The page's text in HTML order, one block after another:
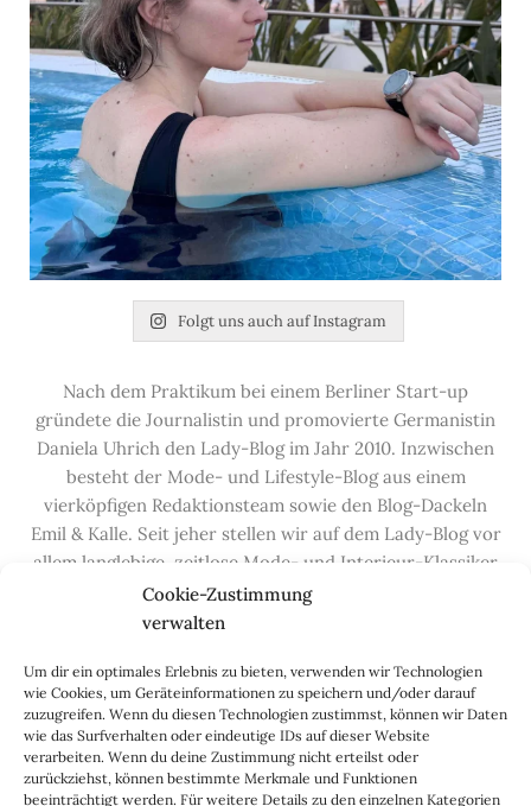
Cookie-Zustimmung
verwalten
Um dir ein optimales Erlebnis zu bieten, verwenden wir Technologien
wie Cookies, um Geräteinformationen zu speichern und/oder darauf
zuzugreifen. Wenn du diesen Technologien zustimmst, können wir Daten
wie das Surfverhalten oder eindeutige IDs auf dieser Website
verarbeiten. Wenn du deine Zustimmung nicht erteilst oder
zurückziehst, können bestimmte Merkmale und Funktionen
beeinträchtigt werden. Für weitere Details zu den einzelnen Kategorien
Folgt uns auch auf Instagram
Nach dem Praktikum bei einem Berliner Start-up
gründete die Journalistin und promovierte Germanistin
Daniela Uhrich den Lady-Blog im Jahr 2010. Inzwischen
besteht der Mode- und Lifestyle-Blog aus einem
vierköpfigen Redaktionsteam sowie den Blog-Dackeln
Emil & Kalle. Seit jeher stellen wir auf dem Lady-Blog vor
allem langlebige, zeitlose Mode- und Interieur-Klassiker
vor, die hochwertig verarbeitet und unter guten
Bedingungen hergestellt wurden – gerne „Made in
Handwerksberufe und kleine feine Firmen, denen wir
hier auf dem Blog eine Präsentationsfläche bieten, sowie
alle Dinge, die das Leben ein bisschen schöner machen.
Darüber hinaus legen wir großen Wert auf den
Austausch mit Euch, den Leserinnen – über die